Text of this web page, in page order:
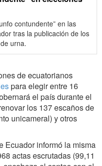
contundente” en las
tras la publicación de los
urna.
de ecuatorianos
para elegir entre 16
el país durante el
los 137 escaños de
unicameral) y otros
Ecuador informó la misma
actas escrutadas (99,11